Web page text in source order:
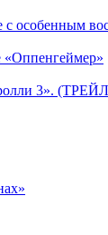
особенным
«Оппенгеймер»
3».